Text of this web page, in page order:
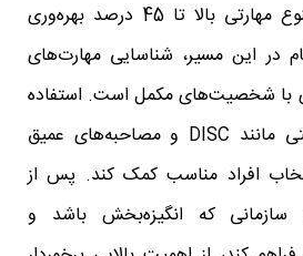
School، تیم‌های با تنوع مهارتی بالا تا 45 درصد بهره‌وری
در این مسیر، شناسایی مهارت‌های
با شخصیت‌های مکمل است. استفاده
از تست‌های روان‌شناختی مانند DISC و مصاحبه‌های عمیق
افراد مناسب کمک کند. پس از
که انگیزه‌بخش باشد و